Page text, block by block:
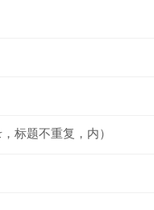
标题不重复，内）